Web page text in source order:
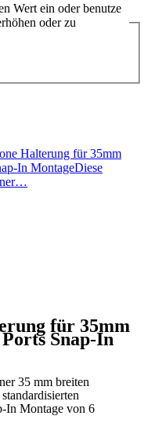
Wert ein oder benutze
oder zu
Halterung für 35mm
In MontageDiese
für 35mm
Snap-In
35 mm breiten
In Montage von 6